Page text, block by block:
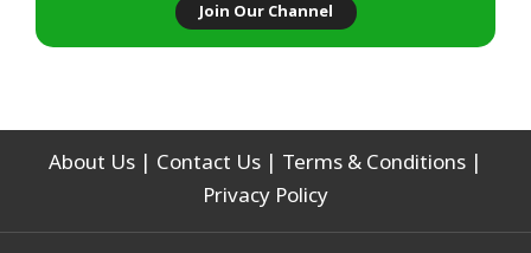
Join Our Channel
About Us Contact Us Terms & Conditions
Privacy Policy